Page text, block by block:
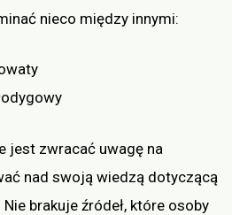
nieco między innymi:
jest zwracać uwagę na
nad swoją wiedzą dotyczącą
brakuje źródeł, które osoby